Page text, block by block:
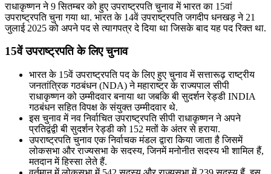
राधाकृष्णन ने 9 सितम्बर को हुए उपराष्ट्रपति चुनाव में भारत का 15वां
उपराष्ट्रपति चुना गया था. भारत के 14वें उपराष्ट्रपति जगदीप धनखड़ ने 21
जुलाई 2025 को अपने पद से त्यागपत्र दे दिया था जिसके बाद यह पद रिक्त था.
15वें उपराष्ट्रपति के लिए चुनाव
भारत के 15वें उपराष्ट्रपति पद के लिए हुए चुनाव में सत्तारूढ़ राष्ट्रीय
जनतांत्रिक गठबंधन (NDA) ने महाराष्ट्र के राज्यपाल सीपी
राधाकृष्णन को उम्मीदवार बनाया था जबकि बी सुदर्शन रेड्डी INDIA
गठबंधन सहित विपक्ष के संयुक्त उम्मीदवार थे.
इस चुनाव में नव निर्वाचित उपराष्ट्रपति सीपी राधाकृष्णन ने अपने
प्रतिद्वंद्वी बी सुदर्शन रेड्डी को 152 मतों के अंतर से हराया.
उपराष्ट्रपति चुनाव एक निर्वाचक मंडल द्वारा किया जाता है जिसमें
लोकसभा और राज्यसभा के सदस्य, जिनमें मनोनीत सदस्य भी शामिल हैं,
मतदान में हिस्सा लेते हैं.